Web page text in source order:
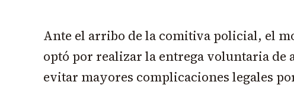
Ante el arribo de la comitiva policial, el
optó por realizar la entrega voluntaria de
evitar mayores complicaciones legales